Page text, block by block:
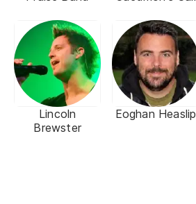
Lincoln
Brewster
Eoghan Heaslip